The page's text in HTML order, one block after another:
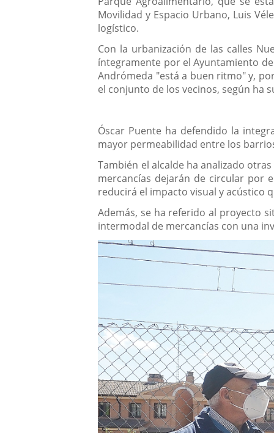
Movilidad y Espacio Urbano, Luis
logístico.
Con la urbanización de las calles
íntegramente por el Ayuntamiento
Andrómeda "está a buen ritmo" y,
el conjunto de los vecinos, según ha
Óscar Puente ha defendido la
mayor permeabilidad entre los
También el alcalde ha analizado
mercancías dejarán de circular por
reducirá el impacto visual y acústico
Además, se ha referido al proyecto
intermodal de mercancías con una